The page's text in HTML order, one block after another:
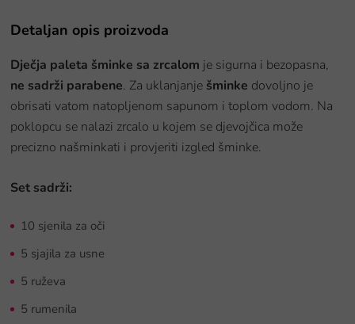
Detaljan opis proizvoda
Dječja paleta šminke sa zrcalom je sigurna i bezopasna,
ne sadrži parabene. Za uklanjanje šminke dovoljno je
obrisati vatom natopljenom sapunom i toplom vodom. Na
poklopcu se nalazi zrcalo u kojem se djevojčica može
precizno našminkati i provjeriti izgled šminke.
Set sadrži:
10 sjenila za oči
5 sjajila za usne
5 ruževa
5 rumenila